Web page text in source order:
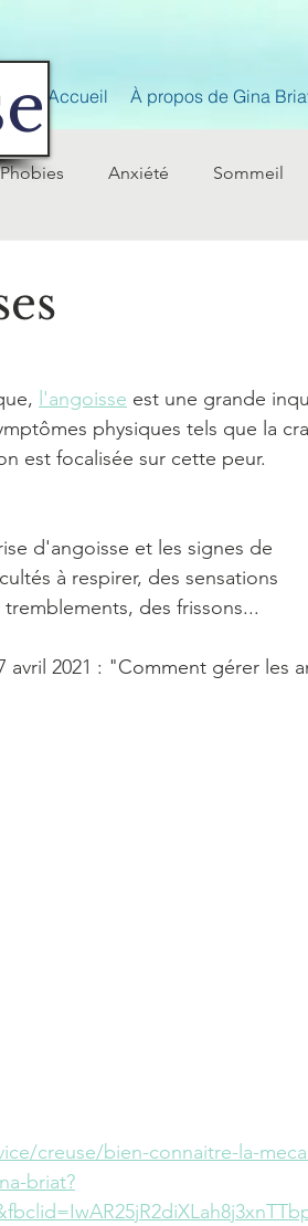
Accueil À propos de Gina
Phobies Anxiété Sommeil
l'angoisse est une grande
physiques tels que la
est focalisée sur cette peur.
d'angoisse et les signes de
à respirer, des sensations
des frissons...
2021 : "Comment gérer les
creuse/bien-connaitre-la-
briat?